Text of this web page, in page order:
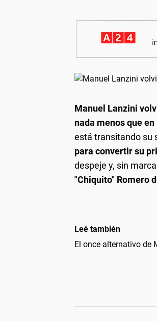
Manuel Lanzini
nada menos que en
está transitando su
para convertir su
despeje y, sin
"Chiquito" Romero
Leé también
El once alternativo de